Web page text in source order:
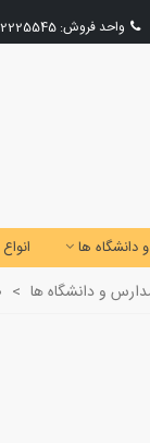
واحد فروش:051
دانشگاه ها
و دانشگاه ها >